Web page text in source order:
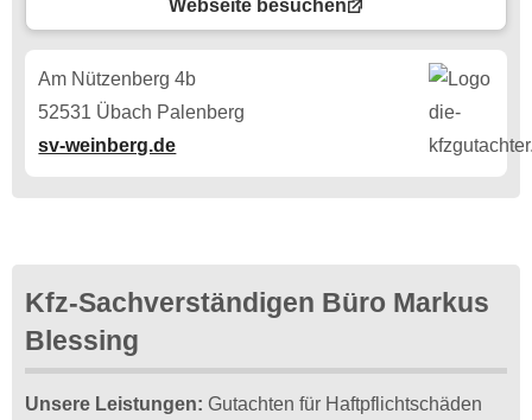
Webseite besuchen
Am Nützenberg 4b
52531 Übach Palenberg
sv-weinberg.de
Kfz-Sachverständigen Büro Markus
Blessing
Unsere Leistungen: Gutachten für Haftpflichtschäden